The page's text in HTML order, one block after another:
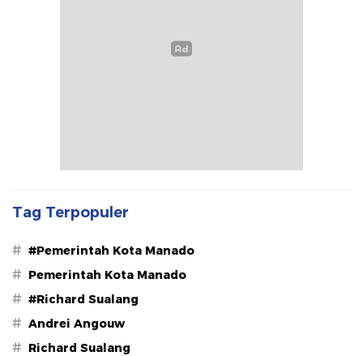
Tag Terpopuler
# #Pemerintah Kota Manado
# Pemerintah Kota Manado
# #Richard Sualang
# Andrei Angouw
# Richard Sualang